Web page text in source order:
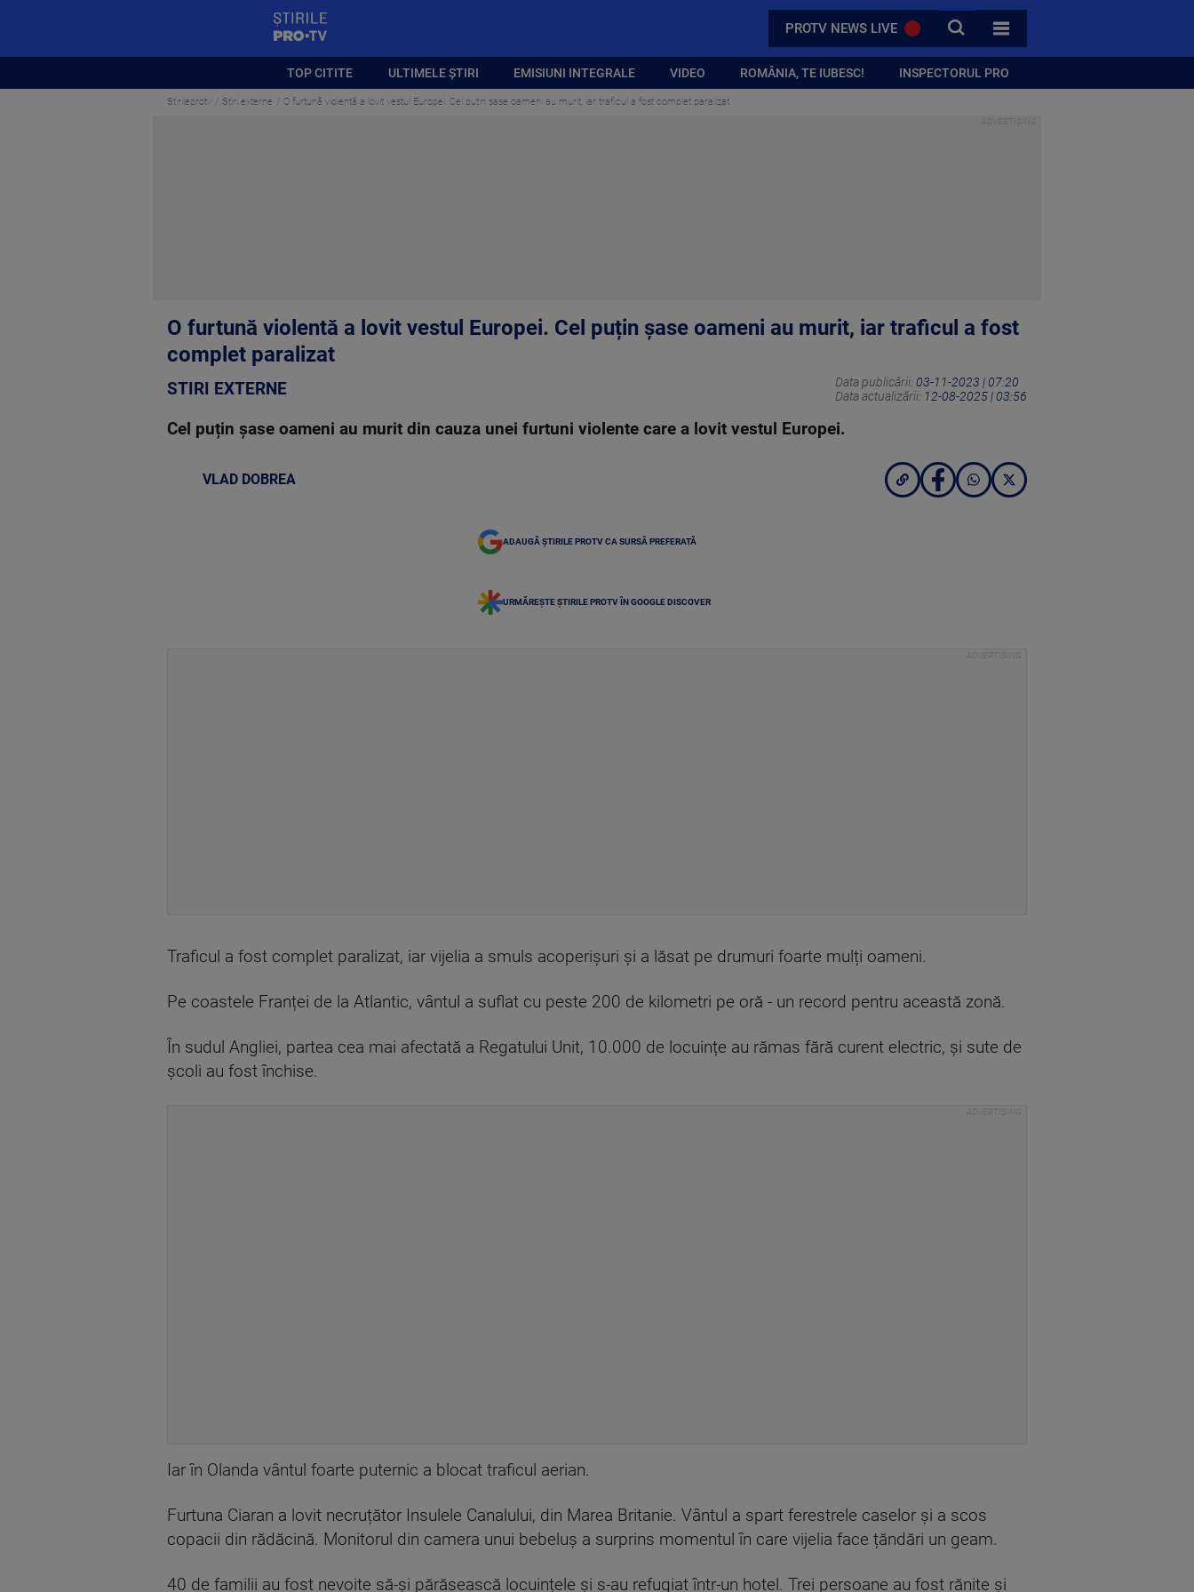
PROTV NEWS LIVE CAUTA
TOATE CATEGORIILE
TOP CITITE ULTIMELE ȘTIRI EMISIUNI INTEGRALE VIDEO ROMÂNIA, TE IUBESC! INSPECTORUL PRO
Stirileprotv Stiri externe O furtună violentă a lovit vestul Europei. Cel puțin șase oameni au murit, iar traficul a fost complet paralizat
O furtună violentă a lovit vestul Europei. Cel puțin șase oameni au murit, iar traficul a fost
complet paralizat
STIRI EXTERNE Data publicării: 03-11-2023 | 07:20
Data actualizării: 12-08-2025 | 03:56
Cel puțin șase oameni au murit din cauza unei furtuni violente care a lovit vestul Europei.
VLAD DOBREA
ADAUGĂ ȘTIRILE PROTV CA SURSĂ PREFERATĂ
URMĂREȘTE ȘTIRILE PROTV ÎN GOOGLE DISCOVER
Traficul a fost complet paralizat, iar vijelia a smuls acoperișuri și a lăsat pe drumuri foarte mulți oameni.
Pe coastele Franței de la Atlantic, vântul a suflat cu peste 200 de kilometri pe oră - un record pentru această zonă.
În sudul Angliei, partea cea mai afectată a Regatului Unit, 10.000 de locuințe au rămas fără curent electric, și sute de
școli au fost închise.
Iar în Olanda vântul foarte puternic a blocat traficul aerian.
Furtuna Ciaran a lovit necruțător Insulele Canalului, din Marea Britanie. Vântul a spart ferestrele caselor și a scos
copacii din rădăcină. Monitorul din camera unui bebeluș a surprins momentul în care vijelia face țăndări un geam.
40 de familii au fost nevoite să-și părăsească locuințele și s-au refugiat într-un hotel. Trei persoane au fost rănite și